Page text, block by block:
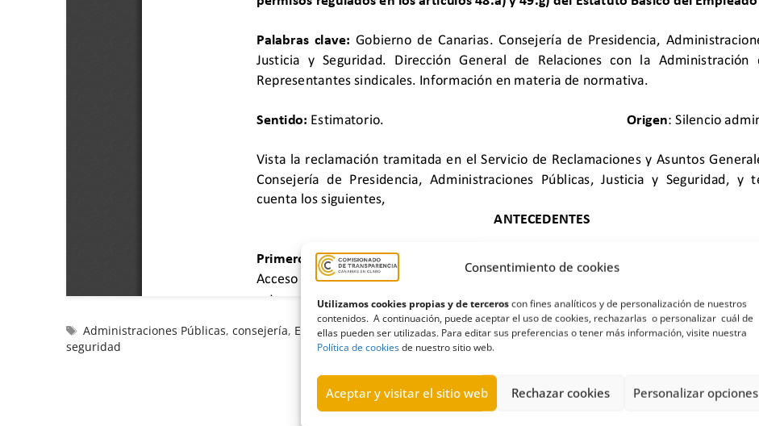
Consentimiento de cookies
Utilizamos cookies propias y de terceroscon fines analíticos y de personalización de nuestros
contenidos. A continuación, puede aceptar el uso de cookies, rechazarlas o personalizar cuál de
ellas pueden ser utilizadas. Para editar sus preferencias o tener más información, visite nuestra
Política de cookiesde nuestro sitio web.
Aceptar y visitar el sitio web Rechazar cookies Personalizar opciones
Administraciones Públicas,consejería, EBEP,empleado público,estatuto,Estimatoria,Gobierno de Canarias,instrucciones
seguridad